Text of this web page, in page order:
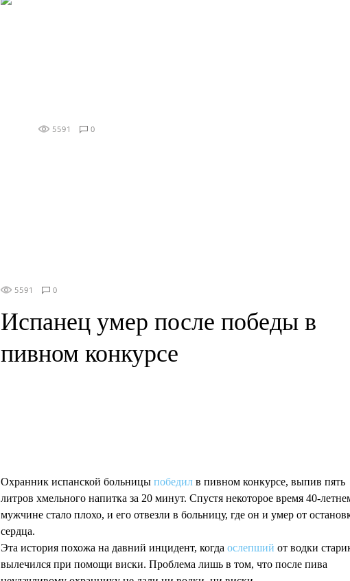
5591 0
5591 0
Испанец умер после победы в
пивном конкурсе
Охранник испанской больницы победил в пивном конкурсе, выпив пять
литров хмельного напитка за 20 минут. Спустя некоторое время 40-
мужчине стало плохо, и его отвезли в больницу, где он и умер от
сердца.
Эта история похожа на давний инцидент, когда ослепший от водки
вылечился при помощи виски. Проблема лишь в том, что после пива